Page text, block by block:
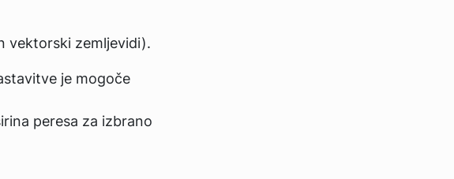
vektorski zemljevidi).
je mogoče
peresa za izbrano